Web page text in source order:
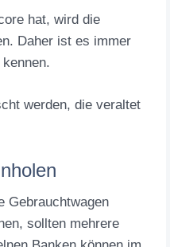
hat, wird die
Daher ist es immer
werden, die veraltet
Gebrauchtwagen
sollten mehrere